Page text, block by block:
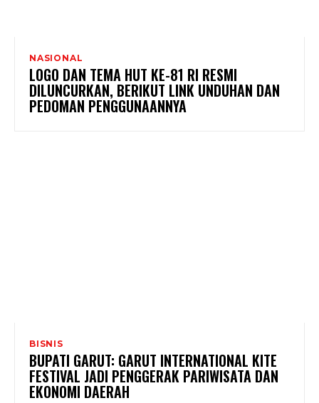
NASIONAL
LOGO DAN TEMA HUT KE-81 RI RESMI
DILUNCURKAN, BERIKUT LINK UNDUHAN DAN
PEDOMAN PENGGUNAANNYA
BISNIS
BUPATI GARUT: GARUT INTERNATIONAL KITE
FESTIVAL JADI PENGGERAK PARIWISATA DAN
EKONOMI DAERAH